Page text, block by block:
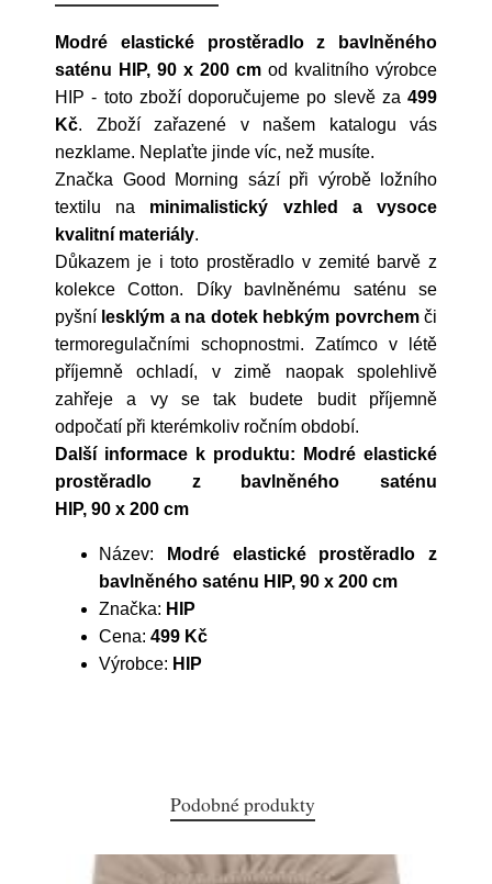
Modré elastické prostěradlo z bavlněného
saténu HIP, 90 x 200 cm od kvalitního výrobce
HIP - toto zboží doporučujeme po slevě za 499
Kč. Zboží zařazené v našem katalogu vás
nezklame. Neplaťte jinde víc, než musíte.
Značka Good Morning sází při výrobě ložního
textilu na minimalistický vzhled a vysoce
kvalitní materiály.
Důkazem je i toto prostěradlo v zemité barvě z
kolekce Cotton. Díky bavlněnému saténu se
pyšní lesklým a na dotek hebkým povrchemči
termoregulačními schopnostmi. Zatímco v létě
příjemně ochladí, v zimě naopak spolehlivě
zahřeje a vy se tak budete budit příjemně
odpočatí při kterémkoliv ročním období.
Další informace k produktu: Modré elastické
prostěradlo z bavlněného saténu
HIP, 90 x 200 cm
Název:
Modré elastické prostěradlo z
bavlněného saténu HIP, 90 x 200 cm
Značka: HIP
Cena: 499 Kč
Výrobce: HIP
Podobné produkty